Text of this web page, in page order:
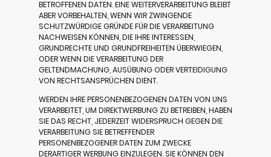
BETROFFENEN DATEN. EINE WEITERVERARBEITUNG BLEIBT
ABER VORBEHALTEN, WENN WIR ZWINGENDE
SCHUTZWÜRDIGE GRÜNDE FÜR DIE VERARBEITUNG
NACHWEISEN KÖNNEN, DIE IHRE INTERESSEN,
GRUNDRECHTE UND GRUNDFREIHEITEN ÜBERWIEGEN,
ODER WENN DIE VERARBEITUNG DER
GELTENDMACHUNG, AUSÜBUNG ODER VERTEIDIGUNG
VON RECHTSANSPRÜCHEN DIENT.
WERDEN IHRE PERSONENBEZOGENEN DATEN VON UNS
VERARBEITET, UM DIREKTWERBUNG ZU BETREIBEN, HABEN
SIE DAS RECHT, JEDERZEIT WIDERSPRUCH GEGEN DIE
VERARBEITUNG SIE BETREFFENDER
PERSONENBEZOGENER DATEN ZUM ZWECKE
DERARTIGER WERBUNG EINZULEGEN. SIE KÖNNEN DEN